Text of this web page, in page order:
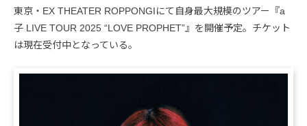
東京・EX THEATER ROPPONGIにて自身最大規模のツアー『a
子 LIVE TOUR 2025 “LOVE PROPHET”』を開催予定。チケット
は現在受付中となっている。